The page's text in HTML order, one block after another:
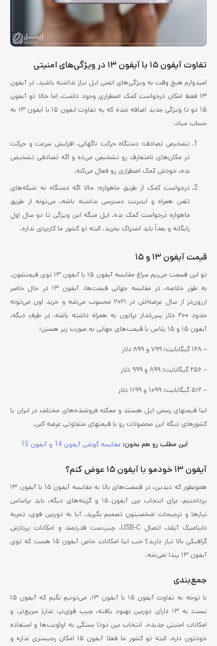
تفاوت آیفون ۱۵ با آیفون ۱۳ در ویژگی‌های امنیتی
امیدوارم هیچ وقت به ویژگی‌های ایمنی اپل نیاز نداشته باشید. در آیفون
۱۳ فقط امکان درخواست کمک اضطراری وجود داشت، اما حالا تو آیفون
۱۵ دو تا ویژگی جدید اضافه شده که یه تفاوت ایفون ۱۵ با ایفون ۱۳ به
حساب میاد.
تشخیص تصادف: دستگاه حرکت ناگهانی، افزایش سرعت و حرکت
در مکان‌های نامتعارف رو تشخیص می‌ده و اگه تصادفی تشخیص
بده، خودش کمک اضطراری رو فعال می‌کنه.
درخواست کمک از طریق ماهواره: حالا اگه دستگاه به شبکه‌های
تلفن همراه و اینترنت دسترسی نداشته باشه، می‌تونه از طریق
ماهواره درخواست کمک بده. اپل میگه این ویژگی تا دو سال اول
رایگانه و بعداً باید اشتراک بخرید. البته تو کشور ما کاربردی نداره.
قیمت آیفون ۱۳ و ۱۵
تو این قسمت می‌ریم سراغ مقایسه آیفون ۱۵ با آیفون ۱۳ توی قیمتشون.
به طور خلاصه، در مقایسه جهانی قیمت‌ها، آیفون ۱۳ در حال حاضر
ارزون‌تر از سال عرضه‌اش در ۲۰۲۱ محسوب می‌شه و خرید اون می‌تونه
حدود ۲۰۰ دلار پس‌انداز براتون به همراه داشته باشه. در طرف دیگه،
آیفون ۱۵ و ۱۵ پلاس با قیمت‌های جهانی به صورت زیر هستن:
– ۱۲۸ گیگابایت: ۷۹۹ و ۸۹۹ دلار
– ۲۵۶ گیگابایت: ۸۹۹ و ۹۹۹ دلار
– ۵۱۲ گیگابایت: ۱۰۹۹ و ۱۱۹۹ دلار
اینا قیمتهای رسمی اپل هستند و ممکنه فروشنده‌های مختلف در ایران یا
کشورهای دیگه این محصولات رو با قیمتهای متفاوتی عرضه کنن.
این مطلب رو هم بخون: مقایسه گوشی آیفون 14 و آیفون 15
آیفون ۱۳ خودمو با آیفون ۱۵ عوض کنم؟
همونطور که دیدین، در قسمت‌های بالا به مقایسه آیفون ۱۵ با آیفون ۱۳
پرداختیم. برای انتخاب بین آیفون ۱۵ و گزینه‌های دیگه، باید براساس
نیازها و ترجیحات شخصیتون تصمیم بگیرید. آیا به دوربین قوی، تجربه
داینامیک آیلند، اتصال USB-C، چیپ‌ست قدرتمند و امکانات پردازش
گرافیکی بالا نیاز دارید؟ خب اینا امکانات خاص آیفون ۱۵ هست که توی
آیفون ۱۳ پیدا نمی‌شه.
جمع‌بندی
با توجه به تفاوت آیفون ۱۵ با آیفون ۱۳، می‌تونیم بگیم که آیفون ۱۵
نسبت به ۱۳ دارای دوربین بهبود یافته، چیپ قوی‌تر، شارژ سریع‌تر، و
امکانات امنیتی جدیده. انتخاب بین دوتا بستگی به اولویت‌ها و استفاده
خودتون داره. البته تو کشور ما فعلا آیفون ۱۵ امکان رجیستری نداره و